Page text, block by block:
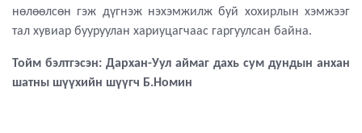
нөлөөлсөн гэж дүгнэж нэхэмжилж буй хохирлын хэмжээг
тал хувиар бууруулан хариуцагчаас гаргуулсан байна.
Тойм бэлтгэсэн: Дархан-Уул аймаг дахь сум дундын анхан
шатны шүүхийн шүүгч Б.Номин